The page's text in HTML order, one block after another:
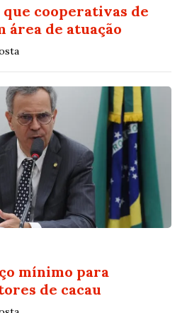
cooperativas de
área de atuação
mínimo para
de cacau